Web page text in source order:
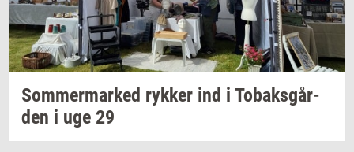
Som­mer­mar­ked ryk­ker ind i To­baks­går­
den i uge 29